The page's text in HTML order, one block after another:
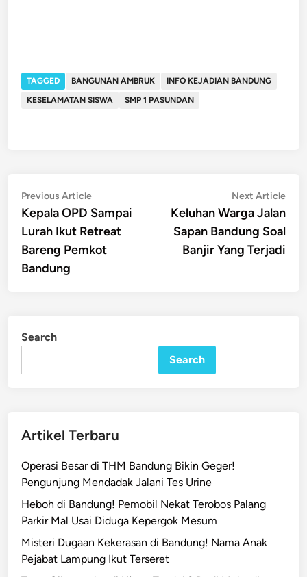
TAGGED BANGUNAN AMBRUK
INFO KEJADIAN BANDUNG
KESELAMATAN SISWA
SMP 1 PASUNDAN
Post
navigation
Previous ArticlePrevious
article:
Kepala OPD Sampai
Lurah Ikut Retreat
Bareng Pemkot
Bandung
Next Article
Keluhan Warga Jalan
Sapan Bandung Soal
Banjir Yang Terjadi
Search
Search
Artikel Terbaru
Operasi Besar di THM Bandung Bikin Geger!
Pengunjung Mendadak Jalani Tes Urine
Heboh di Bandung! Pemobil Nekat Terobos Palang
Parkir Mal Usai Diduga Kepergok Mesum
Misteri Dugaan Kekerasan di Bandung! Nama Anak
Pejabat Lampung Ikut Terseret